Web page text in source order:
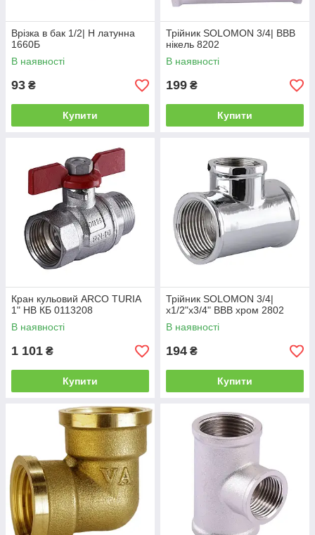
Врізка в бак 1/2| Н латунна
1660Б
В наявності
93 ₴
Купити
Трійник SOLOMON 3/4| ВВВ
нікель 8202
В наявності
199 ₴
Купити
Кран кульовий ARCO TURIA
1" НВ КБ 0113208
В наявності
1 101 ₴
Купити
Трійник SOLOMON 3/4|
х1/2"х3/4" ВВВ хром 2802
В наявності
194 ₴
Купити